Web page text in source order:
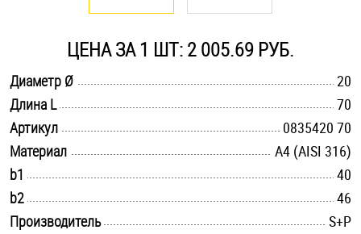
Стопорные кольца
Такелаж
Хомуты
Шайбы
ЦЕНА ЗА 1 ШТ: 2 005.69 РУБ.
Диаметр Ø
20
Длина L
70
Артикул
0835420 70
Материал
A4 (AISI 316)
b1
40
b2
46
Производитель
S+P